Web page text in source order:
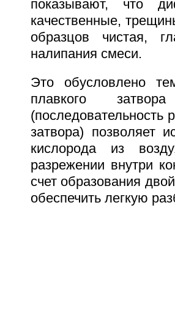
показывают, что
качественные,
образцов чистая,
налипания смеси.
Это обусловлено
плавкого
(последовательность
затвора) позволяет
кислорода из
разрежении внутри
счет образования
обеспечить легкую